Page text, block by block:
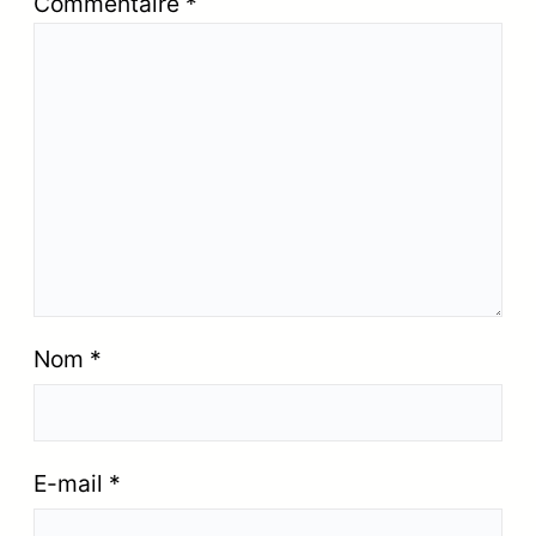
Nom *
E-mail *